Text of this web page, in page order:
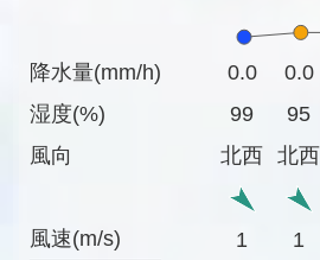
降水量(mm/h)
湿度(%)
風向
風速(m/s)
0.0 0.0
99
95
北西
北西
1 1